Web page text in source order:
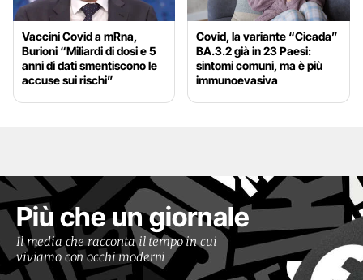
Vaccini Covid a mRna,
Burioni “Miliardi di dosi e 5
anni di dati smentiscono le
accuse sui rischi”
Covid, la variante “Cicada”
BA.3.2 già in 23 Paesi:
sintomi comuni, ma è più
immunoevasiva
Più che un giornale
Il media che racconta il tempo in cui
viviamo con occhi moderni